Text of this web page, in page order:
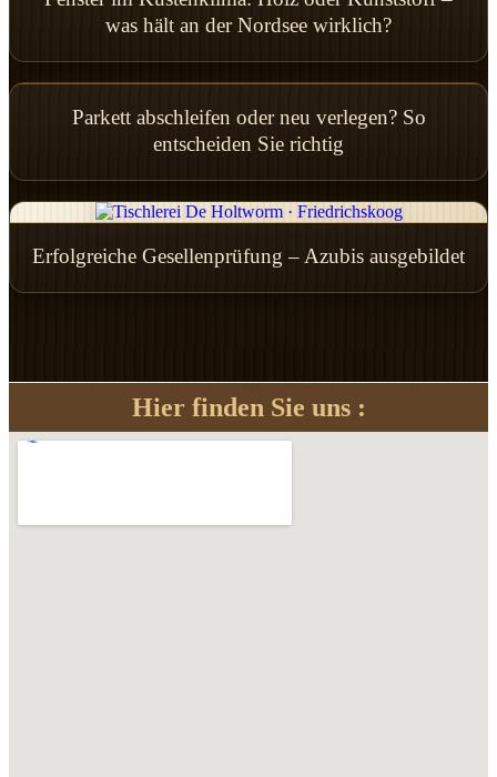
was hält an der Nordsee wirklich?
Parkett abschleifen oder neu verlegen? So
entscheiden Sie richtig
Erfolgreiche Gesellenprüfung – Azubis ausgebildet
Hier finden Sie uns :